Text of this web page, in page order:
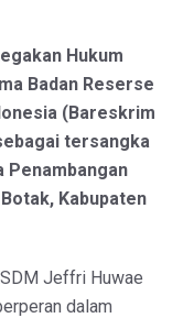
Hukum
Badan Reserse
(Bareskrim
tersangka
Penambangan
Kabupaten
Jeffri Huwae
dalam